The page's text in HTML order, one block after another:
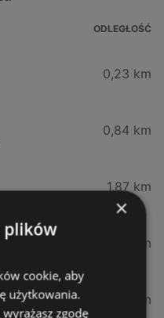
ODLEGŁOŚĆ
0,23 km
0,84 km
1,87 km
2,77 km
12,39 km
×
plików
cookie, aby
użytkowania.
zgodę